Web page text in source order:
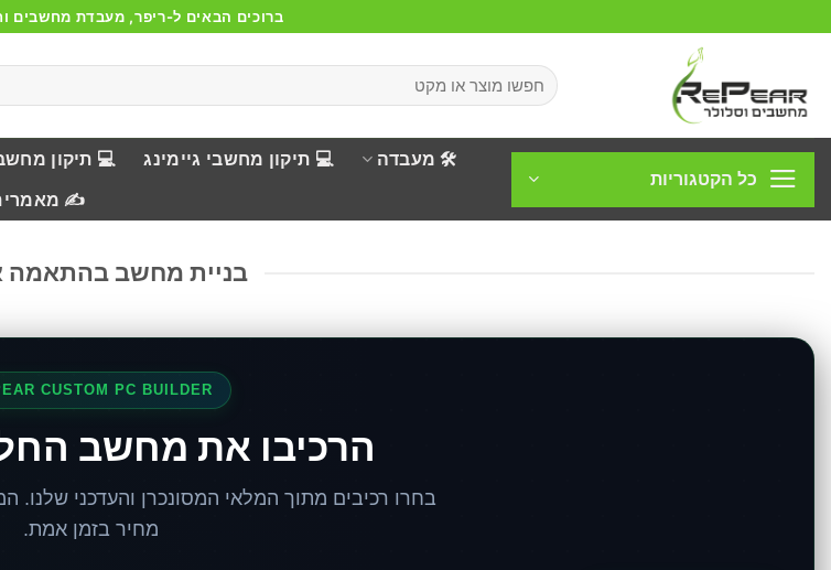
ברוכים הבאים ל-ריפר, מעבדת מחשבים
חיפוש
עבור:
כל הקטגוריות
🛠️ מעבדה 💻 תיקון מחשבי גיימינג 💻 תיקון
✍️
בניית מחשב בהתאמה
CUSTOM PC BUILDER
הרכיבו את מחשב
בחרו רכיבים מתוך המלאי המסונכרן והעדכני
מחיר בזמן אמת.